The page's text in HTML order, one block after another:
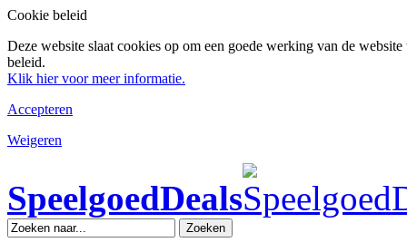
Cookie beleid
Deze website slaat cookies op om een goede werking van de
beleid.
Klik hier voor meer informatie.
Accepteren
Weigeren
SpeelgoedDeals
Zoeken